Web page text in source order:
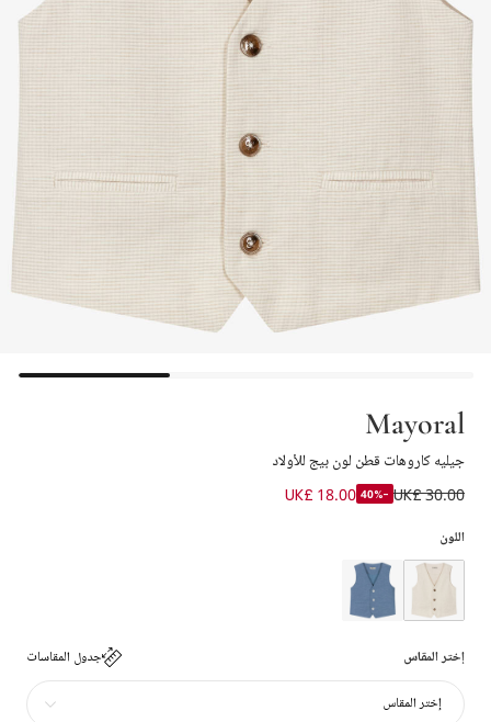
Mayoral
جيليه كاروهات قطن لون بيج للأولاد
UK£ 30.00
-40%
UK£ 18.00
اللون
إختر المقاس جدول المقاسات
إختر المقاس